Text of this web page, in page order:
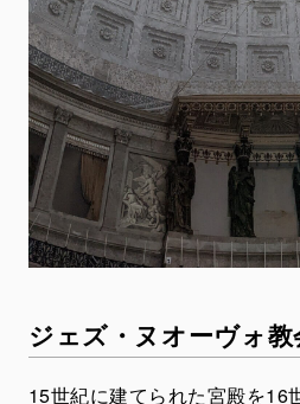
ジェズ・ヌオーヴォ教
15世紀に建てられた宮殿を16